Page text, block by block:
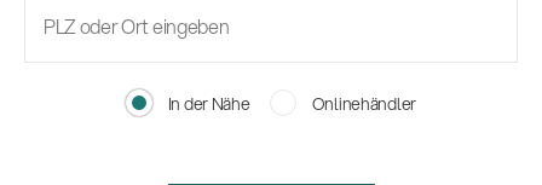
In der Nähe Onlinehändler